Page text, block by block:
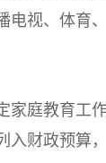
电视、体育
教育工作
入财政预算